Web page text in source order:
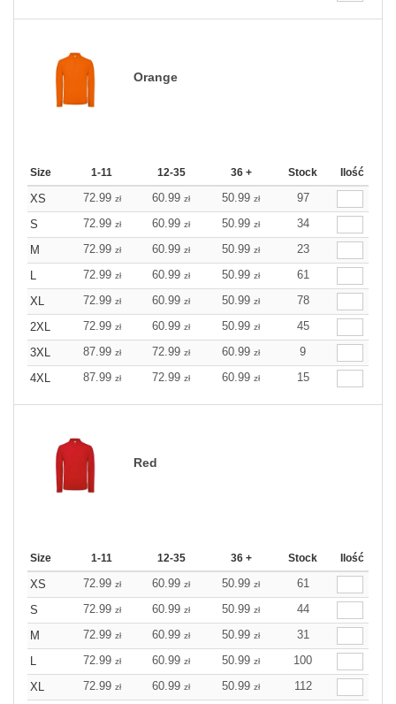
Orange
Size 1-11 12-35 36 + Stock Ilość
XS 72.99 zł 60.99 zł 50.99 zł
97
S
72.99 zł 60.99 zł 50.99 zł
34
M
72.99 zł 60.99 zł 50.99 zł
23
L
72.99 zł 60.99 zł 50.99 zł
61
XL
72.99 zł 60.99 zł 50.99 zł
78
2XL
72.99 zł 60.99 zł 50.99 zł
45
3XL
87.99 zł 72.99 zł 60.99 zł
9
4XL
87.99 zł 72.99 zł 60.99 zł 15
Red
Size 1-11 12-35 36 + Stock Ilość
XS 72.99 zł 60.99 zł 50.99 zł
61
S
72.99 zł 60.99 zł 50.99 zł
44
M
72.99 zł 60.99 zł 50.99 zł
31
L
72.99 zł 60.99 zł 50.99 zł
100
XL
72.99 zł 60.99 zł 50.99 zł
112